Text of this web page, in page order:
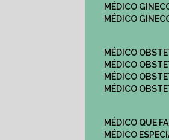
MÉDICO
MÉDICO
MÉDICO
MÉDICO
MÉDICO
MÉDICO
MÉDICO QUE
MÉDICO